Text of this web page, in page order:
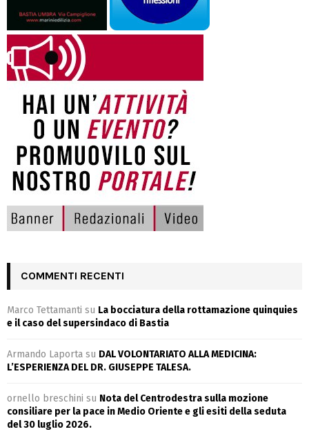
COMMENTI RECENTI
Marco Tettamanti su La bocciatura della rottamazione quinquies
e il caso del supersindaco di Bastia
Armando Laporta su DAL VOLONTARIATO ALLA MEDICINA:
L’ESPERIENZA DEL DR. GIUSEPPE TALESA.
ornello breschini su Nota del Centrodestra sulla mozione
consiliare per la pace in Medio Oriente e gli esiti della seduta
del 30 luglio 2026.